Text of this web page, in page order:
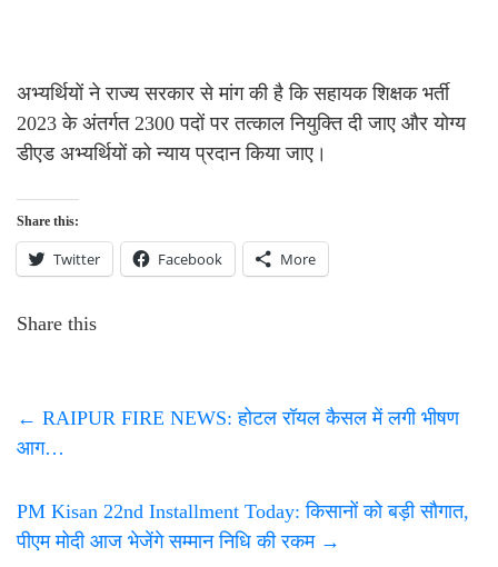
अभ्यर्थियों ने राज्य सरकार से मांग की है कि सहायक शिक्षक भर्ती
2023 के अंतर्गत 2300 पदों पर तत्काल नियुक्ति दी जाए और योग्य
डीएड अभ्यर्थियों को न्याय प्रदान किया जाए।
Share this:
Twitter Facebook More
Share this
← RAIPUR FIRE NEWS: होटल रॉयल कैसल में लगी भीषण
आग…
PM Kisan 22nd Installment Today: किसानों को बड़ी सौगात,
पीएम मोदी आज भेजेंगे सम्मान निधि की रकम →